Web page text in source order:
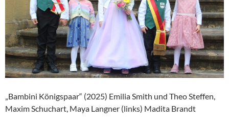
„Bambini Königspaar“ (2025) Emilia Smith und Theo Steffen,
Maxim Schuchart, Maya Langner (links) Madita Brandt